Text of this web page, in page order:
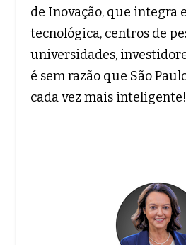
de Inovação, que integra
tecnológica, centros de
universidades,
é sem razão que São
cada vez mais inteligente!